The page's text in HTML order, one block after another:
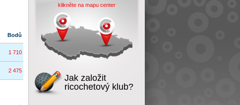
Bodů
1 710
2 475
klikněte na mapu center
Jak založit
ricochetový klub?